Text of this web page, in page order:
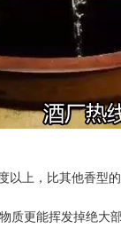
以上，比其他香型
质更能挥发掉绝大